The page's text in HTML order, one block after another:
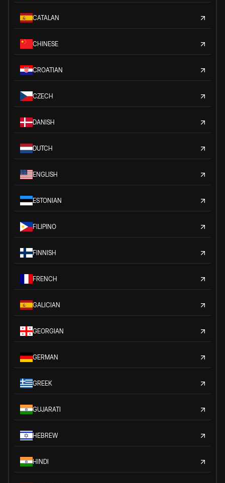
CATALAN
CHINESE
CROATIAN
CZECH
DANISH
DUTCH
ENGLISH
ESTONIAN
FILIPINO
FINNISH
FRENCH
GALICIAN
GEORGIAN
GERMAN
GREEK
GUJARATI
HEBREW
HINDI